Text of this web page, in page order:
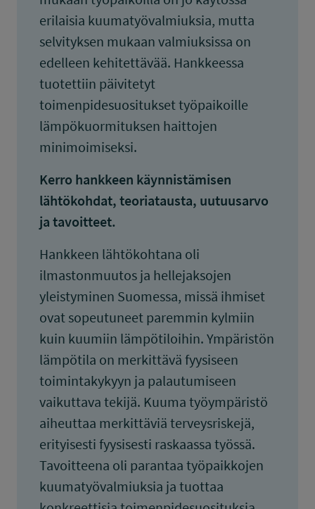
erilaisia kuumatyövalmiuksia, mutta
selvityksen mukaan valmiuksissa on
edelleen kehitettävää. Hankkeessa
tuotettiin päivitetyt
toimenpidesuositukset työpaikoille
lämpökuormituksen haittojen
minimoimiseksi.
Kerro hankkeen käynnistämisen
lähtökohdat, teoriatausta, uutuusarvo
ja tavoitteet.
Hankkeen lähtökohtana oli
ilmastonmuutos ja hellejaksojen
yleistyminen Suomessa, missä ihmiset
ovat sopeutuneet paremmin kylmiin
kuin kuumiin lämpötiloihin. Ympäristön
lämpötila on merkittävä fyysiseen
toimintakykyyn ja palautumiseen
vaikuttava tekijä. Kuuma työympäristö
aiheuttaa merkittäviä terveysriskejä,
erityisesti fyysisesti raskaassa työssä.
Tavoitteena oli parantaa työpaikkojen
kuumatyövalmiuksia ja tuottaa